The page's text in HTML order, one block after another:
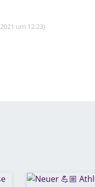
um 12:23)